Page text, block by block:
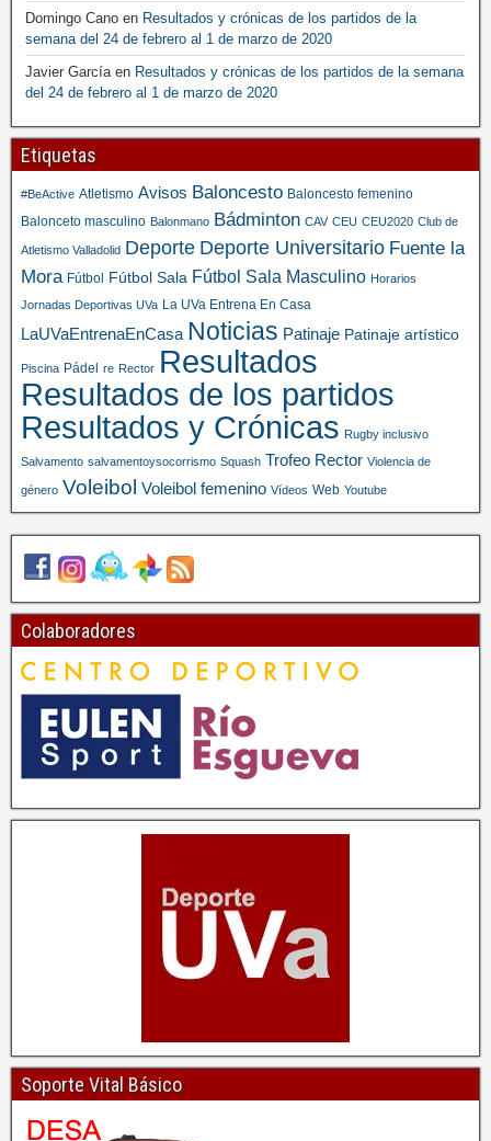
Domingo Cano en Resultados y crónicas de los partidos de la
semana del 24 de febrero al 1 de marzo de 2020
Javier Garcíaen Resultados y crónicas de los partidos de la semana
del 24 de febrero al 1 de marzo de 2020
Etiquetas
#BeActive Atletismo Avisos Baloncesto Baloncesto femenino
Balonceto masculino Balonmano Bádminton CAV CEU CEU2020 Club de
Atletismo Valladolid Deporte Deporte Universitario Fuente la
Mora Fútbol Fútbol Sala Fútbol Sala Masculino Horarios
Jornadas Deportivas UVa La UVa Entrena En Casa
LaUVaEntrenaEnCasa Noticias Patinaje Patinaje artístico
Piscina Pádel re Rector Resultados
Resultados de los partidos
Resultados y Crónicas Rugby inclusivo
Salvamento salvamentoysocorrismo Squash Trofeo Rector Violencia de
género Voleibol Voleibol femenino Vídeos Web Youtube
Colaboradores
Soporte Vital Básico